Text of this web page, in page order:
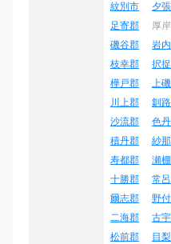
紋別市
夕
足寄郡
厚
磯谷郡
岩
枝幸郡
択
樺戸郡
上
川上郡
釧
沙流郡
色
積丹郡
紗
寿都郡
瀬
十勝郡
常
爾志郡
野
二海郡
古
松前郡
目